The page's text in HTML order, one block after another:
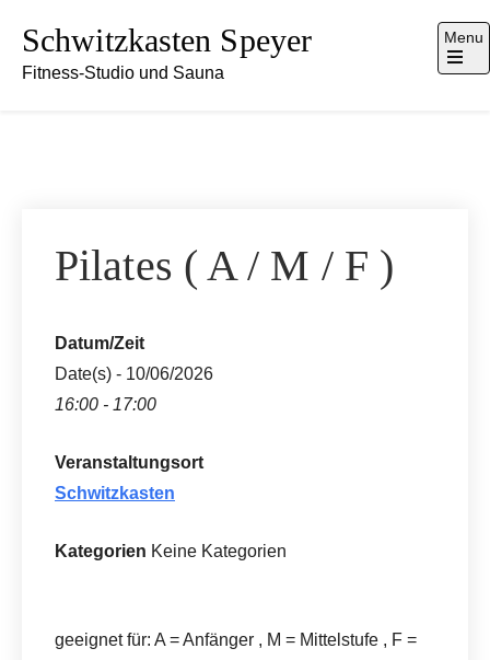
content
Schwitzkasten Speyer
Fitness-Studio und Sauna
Menu
Open
Pilates ( A / M / F )
Datum/Zeit
Date(s) - 10/06/2026
16:00 - 17:00
Veranstaltungsort
Schwitzkasten
Kategorien Keine Kategorien
geeignet für: A = Anfänger , M = Mittelstufe , F =